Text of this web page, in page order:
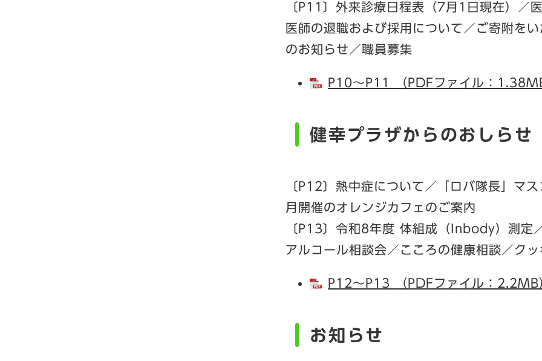
〔P11〕外来診療日程表（7月1日現在）／
医師の退職および採用について／ご寄附を
のお知らせ／職員募集
P10～P11 （PDFファイル：
健幸プラザからのおしらせ
〔P12〕熱中症について／「ロバ隊長」マ
月開催のオレンジカフェのご案内
〔P13〕令和8年度 体組成（Inbody）測定
アルコール相談会／こころの健康相談／ク
P12～P13 （PDFファイル：2.2MB
お知らせ